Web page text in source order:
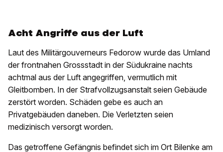
Acht Angriffe aus der Luft
Laut des Militärgouverneurs Fedorow wurde das Umland
der frontnahen Grossstadt in der Südukraine nachts
achtmal aus der Luft angegriffen, vermutlich mit
Gleitbomben. In der Strafvollzugsanstalt seien Gebäude
zerstört worden. Schäden gebe es auch an
Privatgebäuden daneben. Die Verletzten seien
medizinisch versorgt worden.
Das getroffene Gefängnis befindet sich im Ort Bilenke am